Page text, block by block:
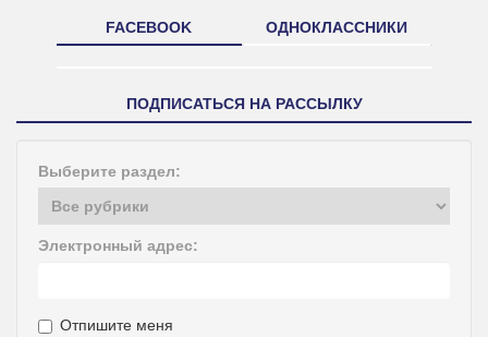
FACEBOOK ОДНОКЛАССНИКИ
ПОДПИСАТЬСЯ НА РАССЫЛКУ
Выберите раздел:
Электронный адрес:
Отпишите меня